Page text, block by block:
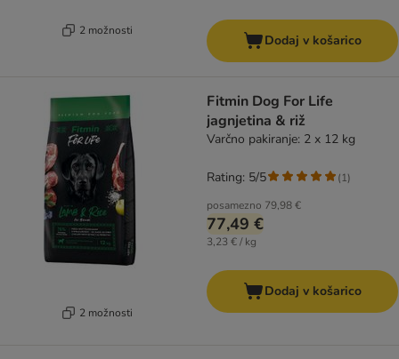
2 možnosti
Dodaj v košarico
2 možnosti
Fitmin Dog For Life
jagnjetina & riž
Varčno pakiranje: 2 x 12 kg
posamezno 79,98 €
77,49 €
3,23 € / kg
Rating: 5/5 (1)
Dodaj v košarico